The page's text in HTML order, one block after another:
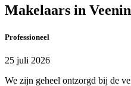
Makelaars in
Professioneel
25 juli 2026
We zijn geheel ontzorgd bij de